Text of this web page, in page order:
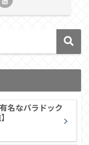
名なパラドック